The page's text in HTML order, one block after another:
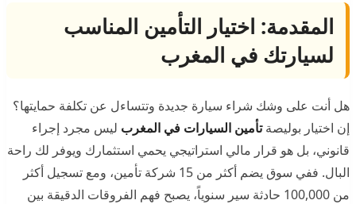
المقدمة: اختيار التأمين المناسب
لسيارتك في المغرب
هل أنت على وشك شراء سيارة جديدة وتتساءل عن تكلفة حمايتها؟
إن اختيار بوليصةتأمين السيارات في المغرب ليس مجرد إجراء
قانوني، بل هو قرار مالي استراتيجي يحمي استثمارك ويوفر لك راحة
البال. ففي سوق يضم أكثر من 15 شركة تأمين، ومع تسجيل أكثر
من 100,000 حادثة سير سنوياً، يصبح فهم الفروقات الدقيقة بين